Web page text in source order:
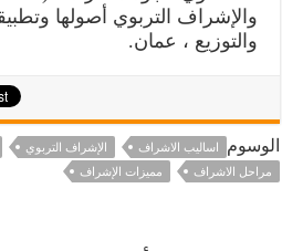
والإشراف التربوي أصولها
والتوزيع ، عمان.
الوسوم اساليب الاشراف الإشراف التربوي
مراحل الاشراف
مميزات الإشراف